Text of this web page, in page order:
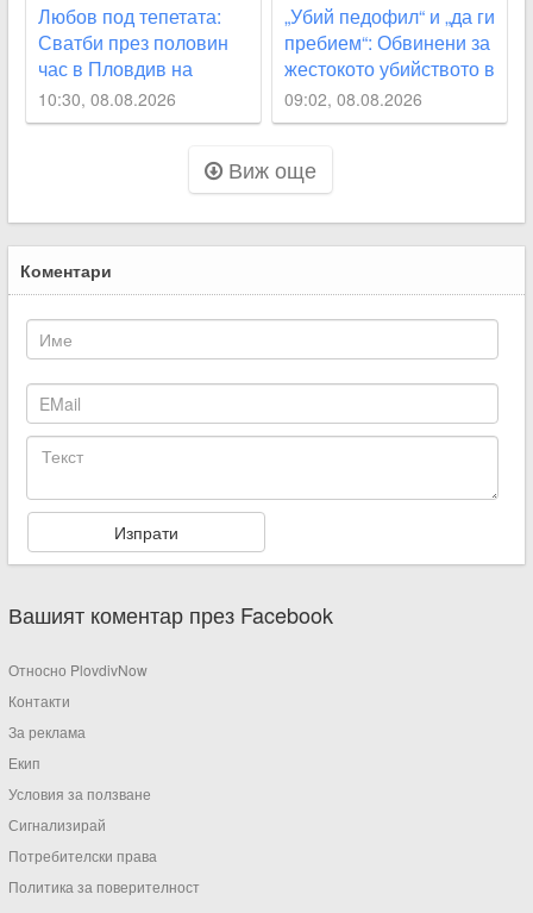
Любов под тепетата:
Сватби през половин
час в Пловдив на
магичната дата 8.08
10:30, 08.08.2026
„Убий педофил“ и „да ги
пребием“: Обвинени за
жестокото убийството в
Пловдив споделяли
призиви с насилие в
социалните мрежи
СНИМКИ
09:02, 08.08.2026
Виж още
Коментари
Вашият коментар през Facebook
Относно PlovdivNow
Контакти
За реклама
Екип
Условия за ползване
Сигнализирай
Потребителски права
Политика за поверителност